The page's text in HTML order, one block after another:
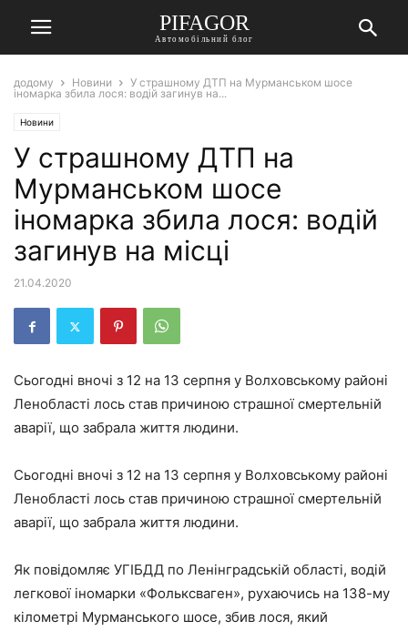
PIFAGOR
Автомобільний блог
додому Новини
У страшному ДТП на Мурманськом шосе
іномарка збила лося: водій загинув на...
Новини
У страшному ДТП на
Мурманськом шосе
іномарка збила лося: водій
загинув на місці
21.04.2020
Сьогодні вночі з 12 на 13 серпня у Волховському районі
Ленобласті лось став причиною страшної смертельній
аварії, що забрала життя людини.
Сьогодні вночі з 12 на 13 серпня у Волховському районі
Ленобласті лось став причиною страшної смертельній
аварії, що забрала життя людини.
Як повідомляє УГІБДД по Ленінградській області, водій
легкової іномарки «Фольксваген», рухаючись на 138-му
кілометрі Мурманського шосе, збив лося, який